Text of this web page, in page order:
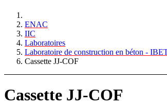
ENAC
IIC
Laboratoires
Laboratoire de construction en béton -
Cassette JJ-COF
Cassette JJ-COF